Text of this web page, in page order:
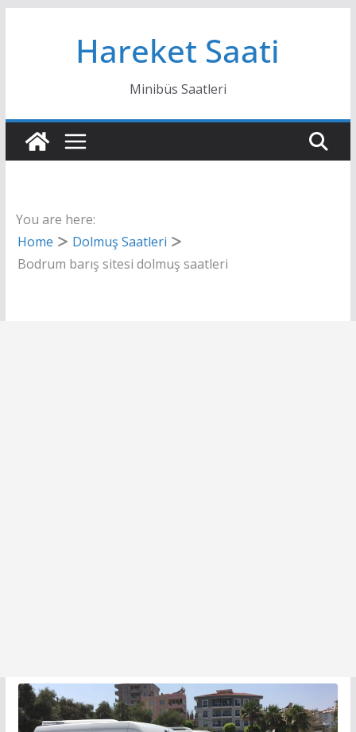
Hareket Saati
Minibüs Saatleri
You are here:
Home
Dolmuş Saatleri
Bodrum barış sitesi dolmuş saatleri